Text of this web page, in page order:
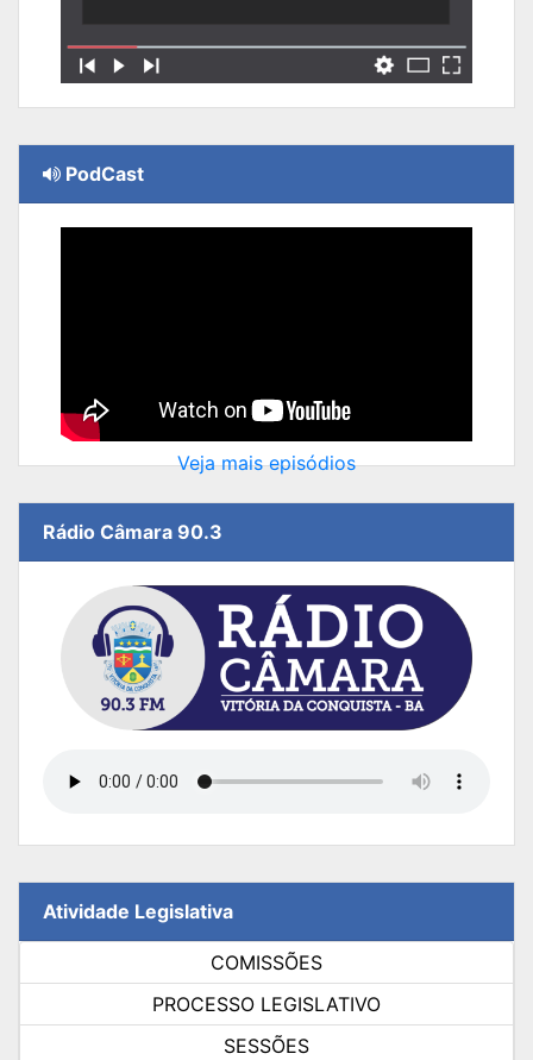
PodCast
Veja mais episódios
Rádio Câmara 90.3
Atividade Legislativa
COMISSÕES
PROCESSO LEGISLATIVO
SESSÕES